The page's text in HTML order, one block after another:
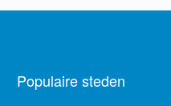
Populaire steden